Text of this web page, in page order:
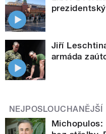
Jiří
armáda
NEJPOSLOUCHANĚJŠÍ
Michopulos: